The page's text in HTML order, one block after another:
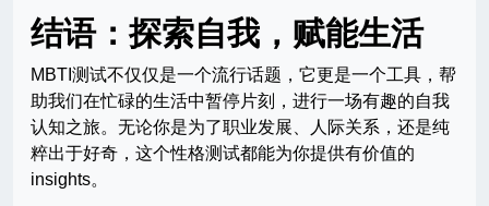
结语：探索自我，赋能生活
MBTI测试不仅仅是一个流行话题，它更是一个工具，帮
助我们在忙碌的生活中暂停片刻，进行一场有趣的自我
认知之旅。无论你是为了职业发展、人际关系，还是纯
粹出于好奇，这个性格测试都能为你提供有价值的
insights。